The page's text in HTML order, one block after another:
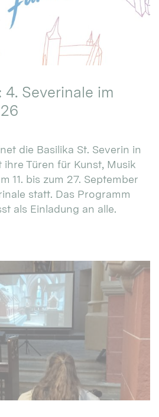
Severinale im
die Basilika St. Severin in
Türen für Kunst, Musik
11. bis zum 27. September
statt. Das Programm
als Einladung an alle.